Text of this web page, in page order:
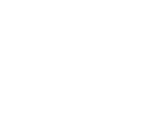
UDEN UDBETALING – via Toyota